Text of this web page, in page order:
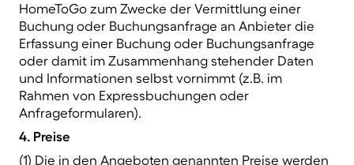
HomeToGo zum Zwecke der Vermittlung einer
Buchung oder Buchungsanfrage an Anbieter die
Erfassung einer Buchung oder Buchungsanfrage
oder damit im Zusammenhang stehender Daten
und Informationen selbst vornimmt (z.B. im
Rahmen von Expressbuchungen oder
Anfrageformularen).
4. Preise
(1) Die in den Angeboten genannten Preise werden